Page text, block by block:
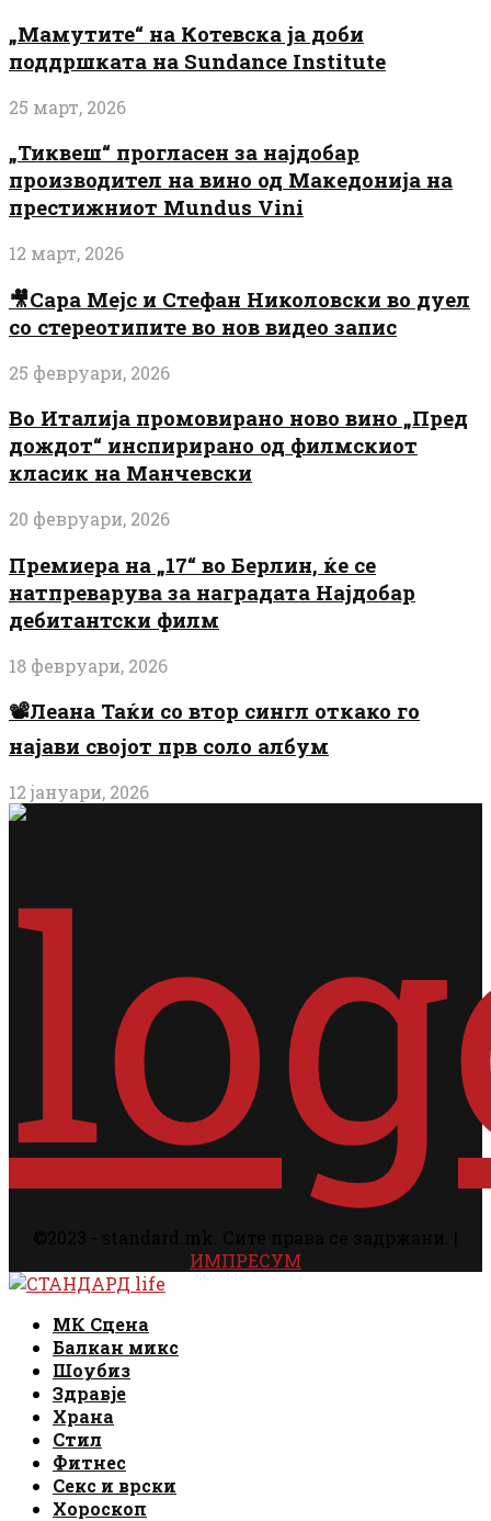
„Мамутите“ на Котевска ја доби
поддршката на Sundance Institute
25 март, 2026
„Тиквеш“ прогласен за најдобар
производител на вино од Македонија на
престижниот Mundus Vini
12 март, 2026
🎥Сара Мејс и Стефан Николовски во дуел
со стереотипите во нов видео запис
25 февруари, 2026
Во Италија промовирано ново вино „Пред
дождот“ инспирирано од филмскиот
класик на Манчевски
20 февруари, 2026
Премиера на „17“ во Берлин, ќе се
натпреварува за наградата Најдобар
дебитантски филм
18 февруари, 2026
📽️Леана Таќи со втор сингл откако го
најави својот прв соло албум
12 јануари, 2026
ИМПРЕСУМ
Facebook
Instagram
Email
Rss
МК Сцена
Балкан микс
Шоубиз
Здравје
Храна
Стил
Фитнес
Секс и врски
Хороскоп